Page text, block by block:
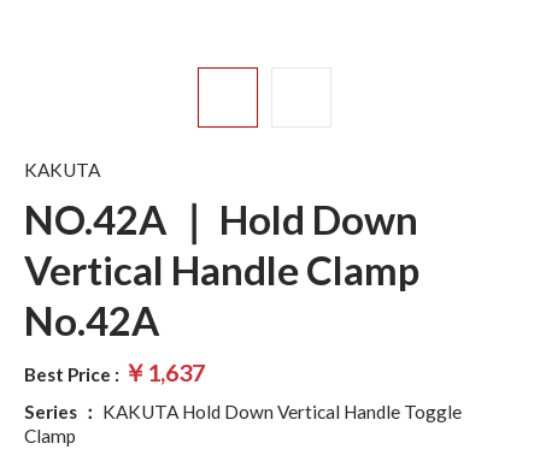
KAKUTA
NO.42A ｜ Hold Down
Vertical Handle Clamp
No.42A
Best Price : ￥1,637
Series ： KAKUTA Hold Down Vertical Handle Toggle
Clamp